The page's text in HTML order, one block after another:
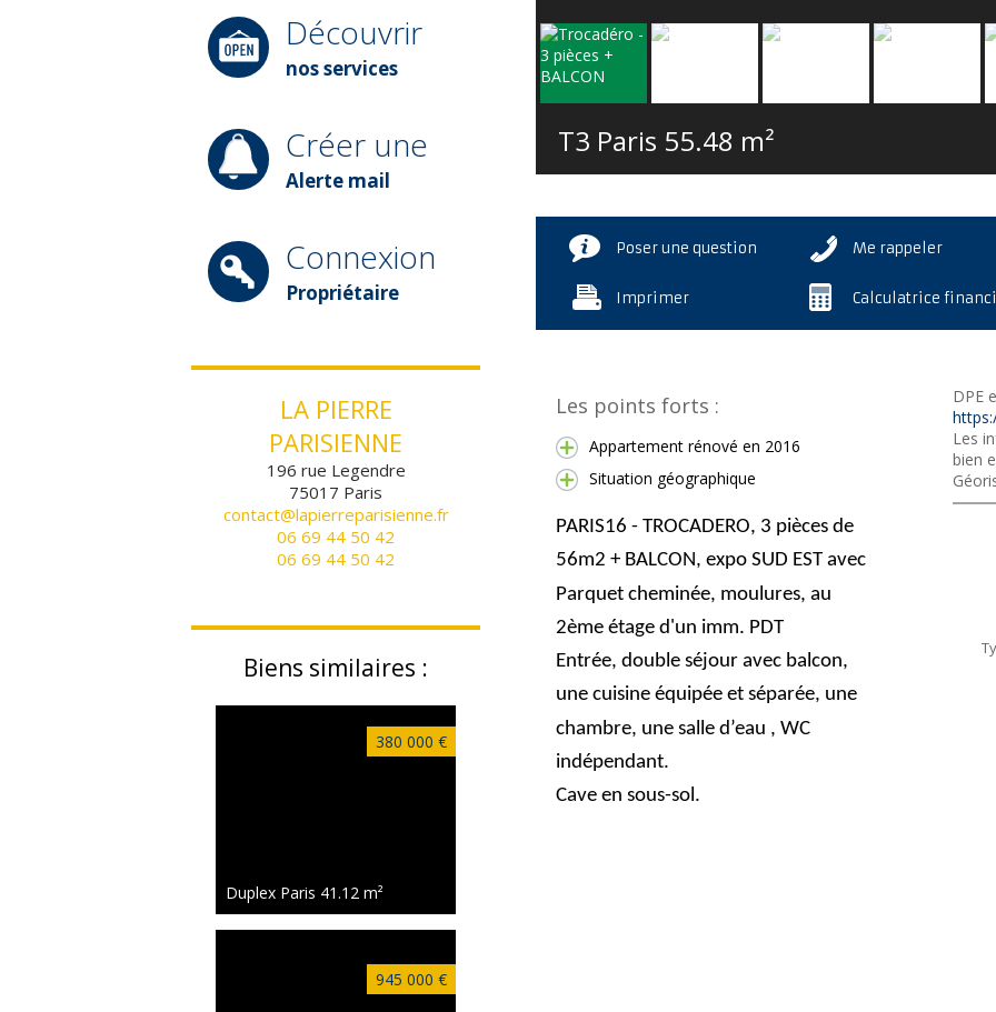
Découvrir
nos services
Créer une
Alerte mail
Connexion
Propriétaire
LA PIERRE
PARISIENNE
196 rue Legendre
75017 Paris
contact@lapierreparisienne.fr
06 69 44 50 42
06 69 44 50 42
Biens similaires :
380 000 €
Duplex Paris 41.12 m²
945 000 €
T3 Paris 55.48 m²
Poser une question Me rappeler
Imprimer Calculatrice
Les points forts :
Appartement rénové en 2016
Situation géographique
PARIS16 - TROCADERO, 3 pièces de
56m2 + BALCON, expo SUD EST avec
Parquet cheminée, moulures, au
2ème étage d'un imm. PDT
Entrée, double séjour avec balcon,
une cuisine équipée et séparée, une
chambre, une salle d’eau , WC
indépendant.
Cave en sous-sol.
DPE
Les
bien